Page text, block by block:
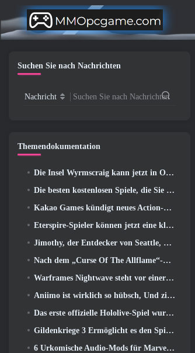
Suchen Sie nach Nachrichten
Nachricht Suchen Sie nach Nachrichten
Themendokumentation
Die Insel Wyrmscraig kann jetzt in Old School RuneScape erkundet werden
Die besten kostenlosen Spiele, die Sie mit Ihrem Team genießen können (2026)
Kakao Games kündigt neues Action-Rollenspiel an, Wächterin
Eterspire-Spieler können jetzt eine kleine Zeitreise unternehmen … als Belohnung
Jimothy, der Entdecker von Seattle, hat Verbindungen zu ArenaNet, Also fügen sie es natürlich zu Guild Wars hinzu 2
Nach dem „Curse Of The Allflame“-Update kündigt Path of Exile mehrere Änderungen an, die auf Feedback basieren
Warframes Nightwave steht vor einer schockierenden Rückkehr
Aniimo ist wirklich so hübsch, Und ziemlich chillig
Das erste offizielle Hololive-Spiel wurde diese Woche veröffentlicht
Gildenkriege 3 Ermöglicht es den Spielern, die Welt von Tyria zu erleben, bevor die Drachenältesten erwachten
6 Urkomische Audio-Mods für Marvel Rivals, die man unbedingt ausprobieren muss